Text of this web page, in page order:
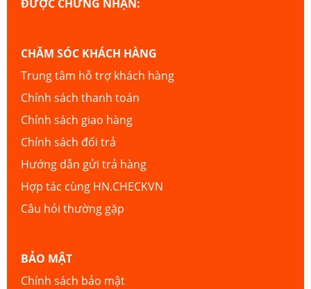
ĐƯỢC CHỨNG NHẬN:
CHĂM SÓC KHÁCH HÀNG
Trung tâm hỗ trợ khách hàng
Chính sách thanh toán
Chính sách giao hàng
Chính sách đổi trả
Hướng dẫn gửi trả hàng
Hợp tác cùng HN.CHECKVN
Câu hỏi thường gặp
BẢO MẬT
Chính sách bảo mật